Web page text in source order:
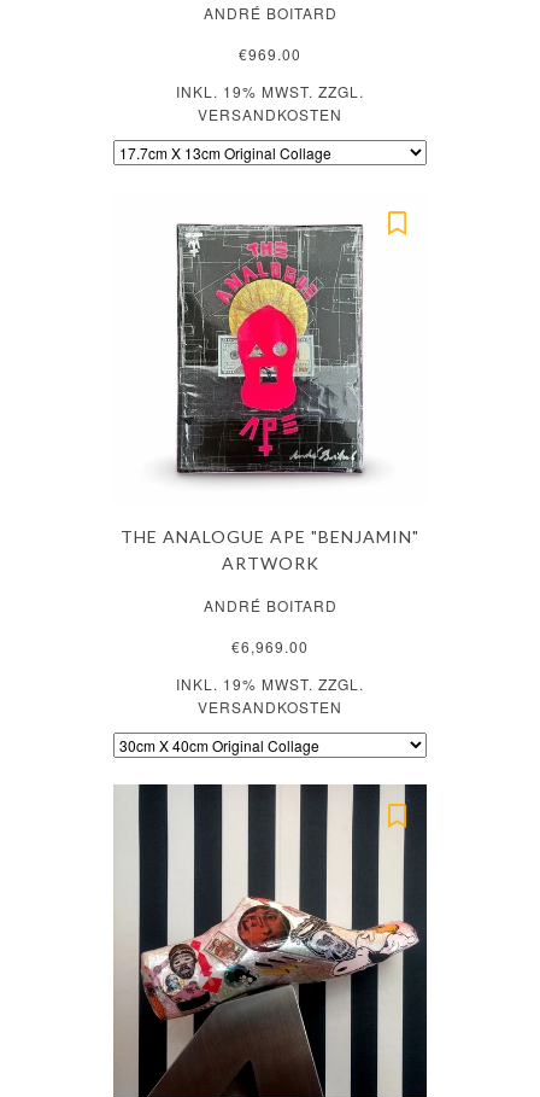
ANDRÉ BOITARD
€969.00
INKL. 19% MWST. ZZGL.
VERSANDKOSTEN
THE ANALOGUE APE "BENJAMIN"
ARTWORK
ANDRÉ BOITARD
€6,969.00
INKL. 19% MWST. ZZGL.
VERSANDKOSTEN